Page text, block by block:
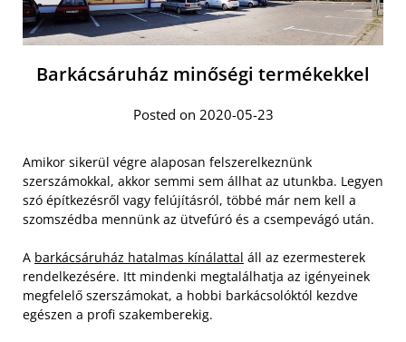
Barkácsáruház minőségi termékekkel
Posted on 2020-05-23
Amikor sikerül végre alaposan felszerelkeznünk
szerszámokkal, akkor semmi sem állhat az utunkba. Legyen
szó építkezésről vagy felújításról, többé már nem kell a
szomszédba mennünk az ütvefúró és a csempevágó után.
A barkácsáruház hatalmas kínálattal áll az ezermesterek
rendelkezésére. Itt mindenki megtalálhatja az igényeinek
megfelelő szerszámokat, a hobbi barkácsolóktól kezdve
egészen a profi szakemberekig.